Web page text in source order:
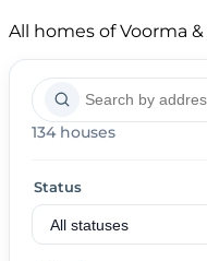
All homes of Voorma
134 houses
Status